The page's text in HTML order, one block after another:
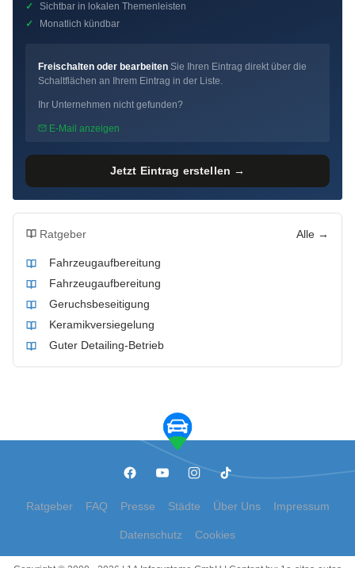
✓
Sichtbar in lokalen Themenleisten
✓
Monatlich kündbar
Freischalten oder bearbeiten Sie Ihren Eintrag direkt über die
Schaltflächen an Ihrem Eintrag in der Liste.
Ihr Unternehmen nicht gefunden?
E-Mail anzeigen
Jetzt Eintrag erstellen →
Ratgeber Alle →
Fahrzeugaufbereitung
Fahrzeugaufbereitung
Geruchsbeseitigung
Keramikversiegelung
Guter Detailing-Betrieb
Ratgeber FAQ Presse Städte Über Uns Impressum
Datenschutz Cookies